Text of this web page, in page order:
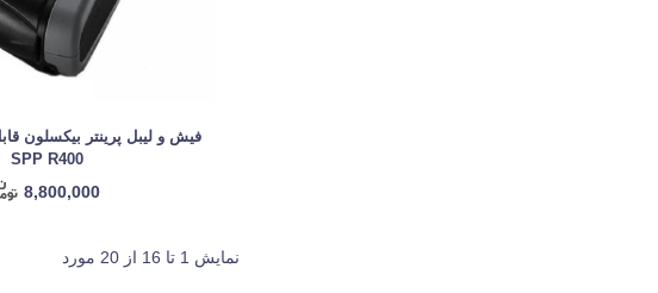
SPP R400
8,800,000
نمایش 1 تا 16 از 20 مورد